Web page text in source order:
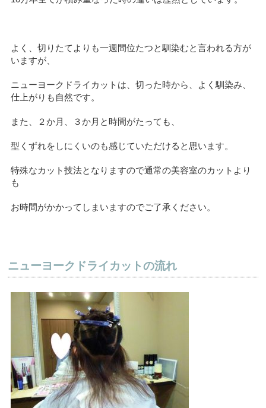
よく、切りたてよりも一週間位たつと馴染むと言われる方が
いますが、
ニューヨークドライカットは、切った時から、よく馴染み、
仕上がりも自然です。
また、２か月、３か月と時間がたっても、
型くずれをしにくいのも感じていただけると思います。
特殊なカット技法となりますので通常の美容室のカットより
も
お時間がかかってしまいますのでご了承ください。
ニューヨークドライカットの流れ